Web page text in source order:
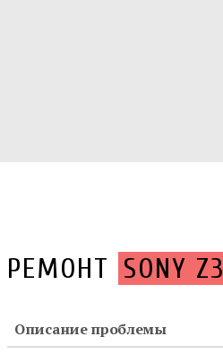
РЕМОНТ SONY Z3
Описание проблемы